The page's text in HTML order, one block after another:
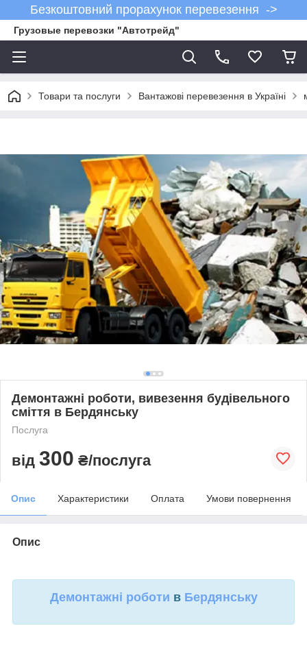
Безкоштовний прорахунок перевезення ->
Грузовые перевозки "Автотрейд"
Товари та послуги Вантажові перевезення в Україні
Демонтажні роботи, вивезення будівельного
сміття в Бердянську
Послуга
від 300 ₴/послуга
Опис Характеристики Оплата Умови повернення
Опис
Демонтажні роботи в Бердянську